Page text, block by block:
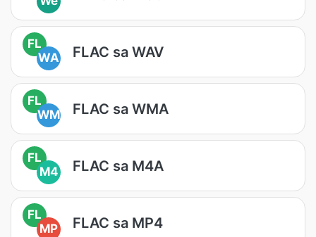
FL
WA
FLAC sa WAV
FL
WM
FLAC sa WMA
FL
M4
FLAC sa M4A
FL
MP
FLAC sa MP4